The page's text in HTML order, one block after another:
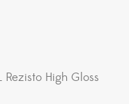
Rezisto High Gloss